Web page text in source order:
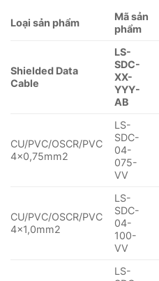
Loại sản phẩm
Mã sản
phẩm
Shielded Data
Cable
LS-
SDC-
XX-
YYY-
AB
CU/PVC/OSCR/PVC
4×0,75mm2
LS-
SDC-
04-
075-
VV
CU/PVC/OSCR/PVC
4×1,0mm2
LS-
SDC-
04-
100-
VV
LS-